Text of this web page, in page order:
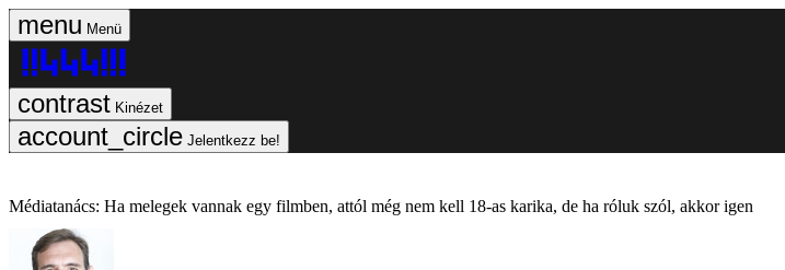
Menü
Kinézet
Jelentkezz be!
Médiatanács: Ha melegek vannak egy filmben, attól még nem kell 18-as karika, de ha róluk szól, akkor igen